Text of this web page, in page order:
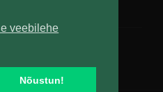
veebilehe
Nõustun!
uudiskirjaga